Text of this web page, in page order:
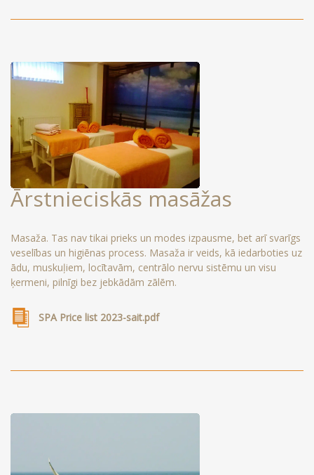
Ārstnieciskās masāžas
Masaža. Tas nav tikai prieks un modes izpausme, bet arī svarīgs
veselības un higiēnas process. Masaža ir veids, kā iedarboties uz
ādu, muskuļiem, locītavām, centrālo nervu sistēmu un visu
ķermeni, pilnīgi bez jebkādām zālēm.
SPA Price list 2023-sait.pdf